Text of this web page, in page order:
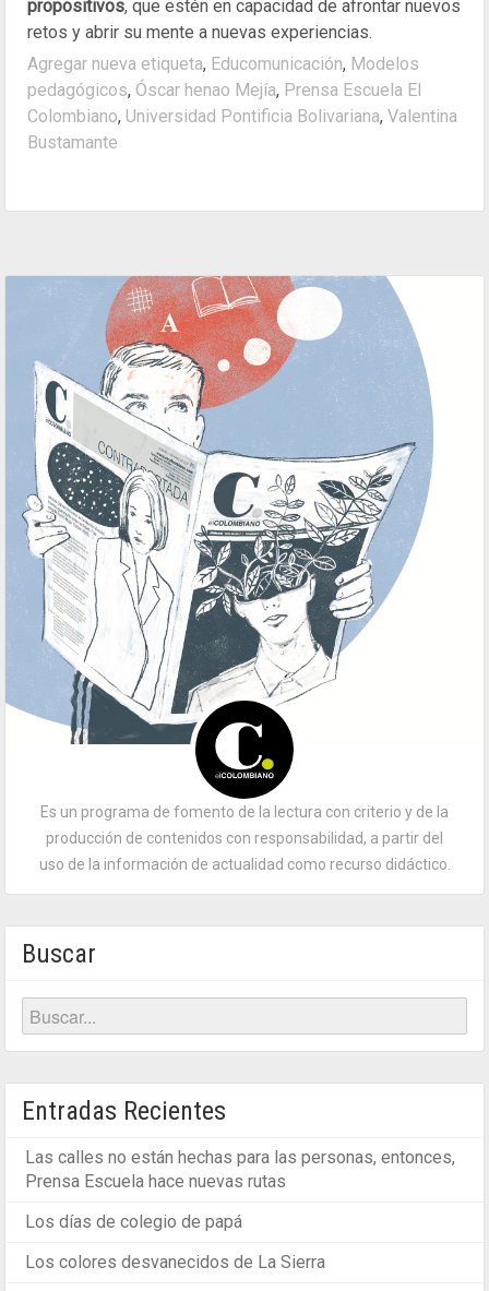
propositivos, que estén en capacidad de afrontar nuevos
retos y abrir su mente a nuevas experiencias.
Agregar nueva etiqueta, Educomunicación, Modelos
pedagógicos, Óscar henao Mejía, Prensa Escuela El
Colombiano, Universidad Pontificia Bolivariana, Valentina
Bustamante
Es un programa de fomento de la lectura con criterio y de la
producción de contenidos con responsabilidad, a partir del
uso de la información de actualidad como recurso didáctico.
Buscar
Entradas Recientes
Las calles no están hechas para las personas, entonces,
Prensa Escuela hace nuevas rutas
Los días de colegio de papá
Los colores desvanecidos de La Sierra